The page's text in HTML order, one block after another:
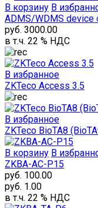
В корзину В
ADMS/WDMS device
руб. 3000.00
в т.ч. 22 % НДС
В избранное
ZKTeco Access 3.5
В избранное
ZKTeco BioTA8
В корзину В
ZKBA-AC-P15
руб. 100.00
руб. 1.00
в т.ч. 22 % НДС